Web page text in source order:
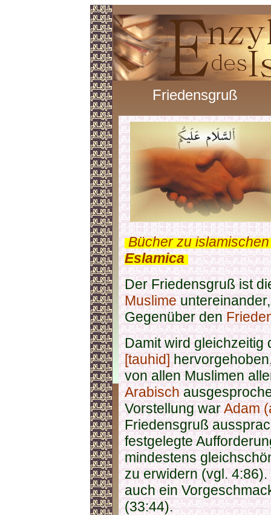
Friedensgruß
.Bücher zu
Eslamica.
Der Friedensgruß ist
Muslime
Gegenüber den
Damit wird
[tauhid]
von allen Muslimen
Arabisch
Vorstellung warAdam
Friedensgruß
festgelegte
mindestens
zu erwidern (vgl.
auch ein
(33:44).